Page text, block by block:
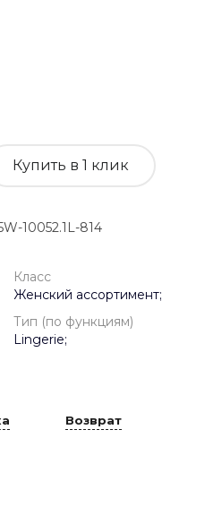
Купить в 1 клик
10052.1L-814
Класс
Женский ассортимент;
Тип (по функциям)
Lingerie;
Возврат